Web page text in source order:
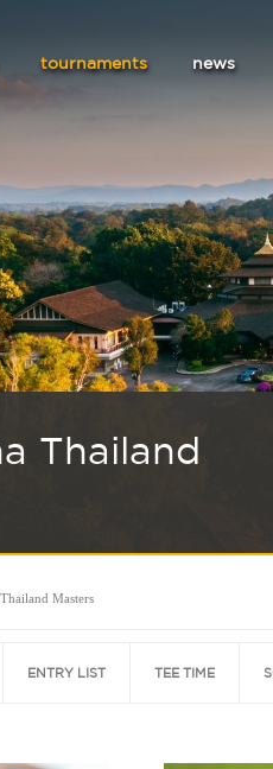
tournaments news
Thailand
Masters
ENTRY LIST TEE TIME